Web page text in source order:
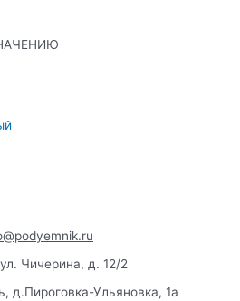
Чичерина, д. 12/2
д.Пироговка-Ульяновка, 1а